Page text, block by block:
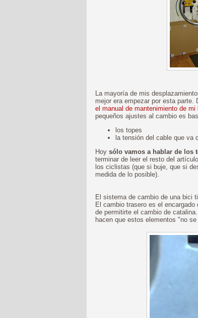
La mayoría de mis
mejor era empezar por esta parte.
el manual de mantenimiento de mi
pequeños ajustes al cambio es
los topes
la tensión del cable que va
Hoy sólo vamos a hablar de los
terminar de leer el resto del
los ciclistas (que si buje, que si
medida de lo posible).
El sistema de cambio de una bici
El cambio trasero es el
de permitirte el cambio de
hacen que estos elementos "no